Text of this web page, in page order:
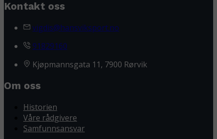
Kontakt oss
vigdis@hansviksport.no
91829160
Kjøpmannsgata 11, 7900 Rørvik
Om oss
Historien
Våre rådgivere
Samfunnsansvar